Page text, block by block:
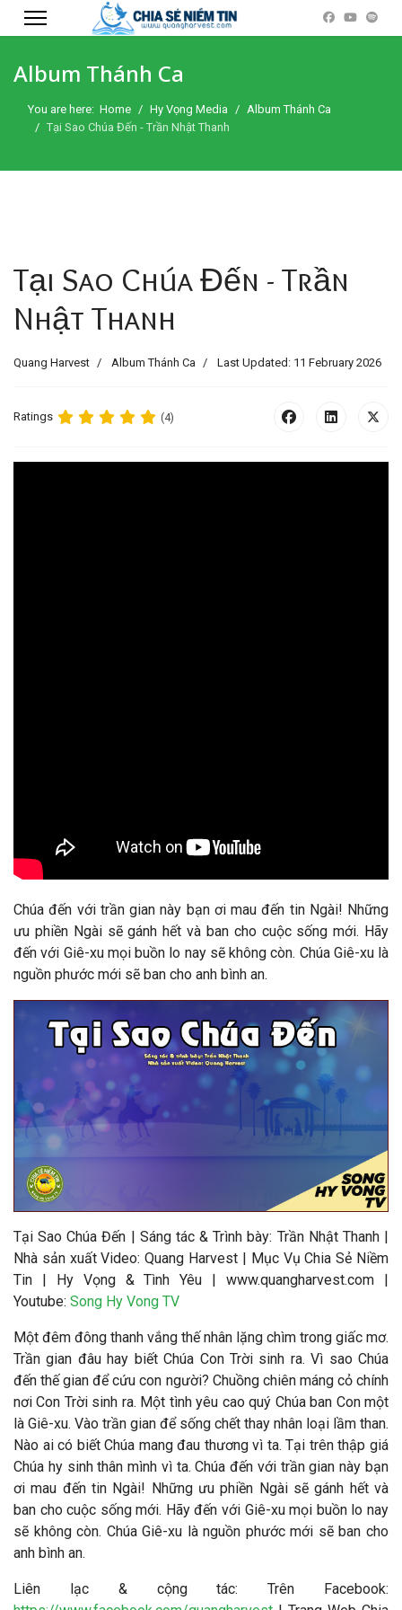
Album Thánh Ca
You are here: Home Hy Vọng Media
Album Thánh Ca
Tại Sao Chúa Đến - Trần Nhật Thanh
Tại Sao Chúa Đến - Trần
Nhật Thanh
Quang Harvest Album Thánh Ca Last Updated: 11 February 2026
Ratings (4)
Chúa đến với trần gian này bạn ơi mau đến tin Ngài! Những
ưu phiền Ngài sẽ gánh hết và ban cho cuộc sống mới. Hãy
đến với Giê-xu mọi buồn lo nay sẽ không còn. Chúa Giê-xu là
nguồn phước mới sẽ ban cho anh bình an.
Tại Sao Chúa Đến | Sáng tác &Trình bày: Trần Nhật Thanh |
Nhà sản xuất Video: Quang Harvest | Mục Vụ Chia Sẻ Niềm
Tin | Hy Vọng & Tình Yêu | www.quangharvest.com |
Youtube: Song Hy Vong TV
Một đêm đông thanh vắng thế nhân lặng chìm trong giấc mơ.
Trần gian đâu hay biết Chúa Con Trời sinh ra. Vì sao Chúa
đến thế gian để cứu con người? Chuồng chiên máng cỏ chính
nơi Con Trời sinh ra. Một tình yêu cao quý Chúa ban Con một
là Giê-xu. Vào trần gian để sống chết thay nhân loại lầm than.
Nào ai có biết Chúa mang đau thương vì ta. Tại trên thập giá
Chúa hy sinh thân mình vì ta. Chúa đến với trần gian này bạn
ơi mau đến tin Ngài! Những ưu phiền Ngài sẽ gánh hết và
ban cho cuộc sống mới. Hãy đến với Giê-xu mọi buồn lo nay
sẽ không còn. Chúa Giê-xu là nguồn phước mới sẽ ban cho
anh bình an.
Liên lạc & cộng tác: Trên Facebook: